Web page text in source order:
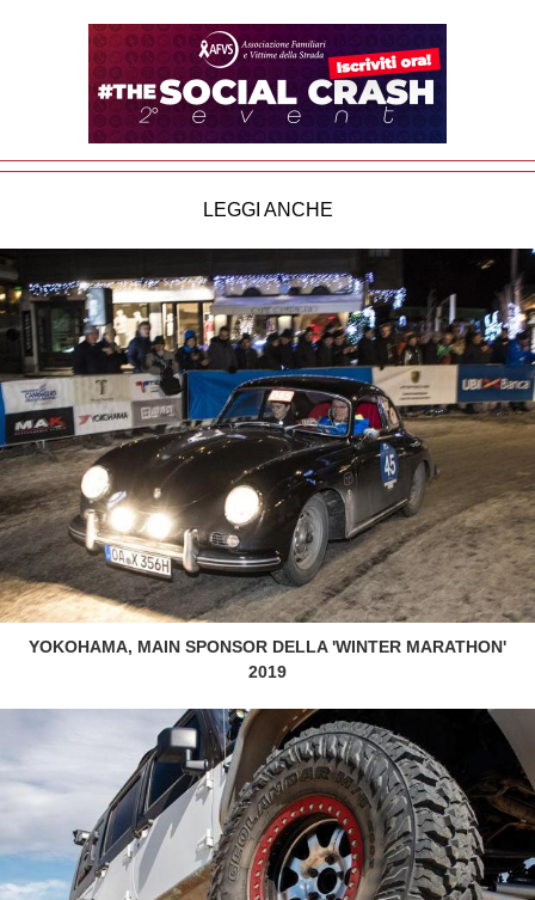
LEGGI ANCHE
YOKOHAMA, MAIN SPONSOR DELLA 'WINTER MARATHON'
2019